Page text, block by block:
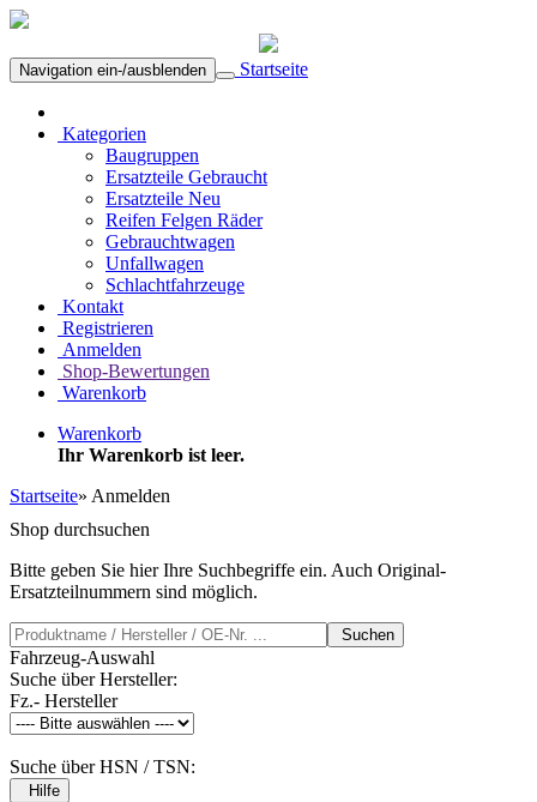
Navigation ein-/ausblenden Startseite
Kategorien
Baugruppen
Ersatzteile Gebraucht
Ersatzteile Neu
Reifen Felgen Räder
Gebrauchtwagen
Unfallwagen
Schlachtfahrzeuge
Kontakt
Registrieren
Anmelden
Shop-Bewertungen
Warenkorb
Warenkorb
Ihr Warenkorb ist leer.
Startseite» Anmelden
Shop durchsuchen
Bitte geben Sie hier Ihre Suchbegriffe ein. Auch Original-
Ersatzteilnummern sind möglich.
Suchen
Fahrzeug-Auswahl
Suche über Hersteller:
Fz.- Hersteller
Suche über HSN / TSN:
Hilfe